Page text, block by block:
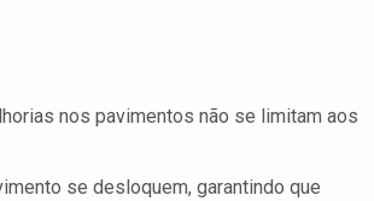
nos pavimentos não se limitam aos
se desloquem, garantindo que